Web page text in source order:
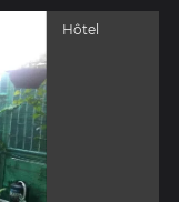
Hôtel